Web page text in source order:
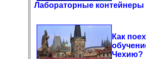
Лабораторные контейнеры
Как
Чехию?